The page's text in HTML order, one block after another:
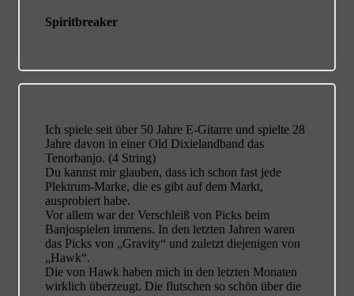
Spiritbreaker
Ich spiele seit über 50 Jahre E-Gitarre und spielte 28
Jahre davon in einer Old Dixielandband das
Tenorbanjo. (4 String)
Du kannst mir glauben, dass ich schon fast jede
Plektrum-Marke, die es gibt auf dem Markt,
ausprobiert habe.
Vor allem war der Verschleiß von Picks beim
Banjospielen immens. In den letzten Jahren waren
das Picks von „Gravity“ und zuletzt diejenigen von
„Hawk“.
Die von Hawk haben mich in den letzten Monaten
wirklich überzeugt. Die flutschen so schön über die